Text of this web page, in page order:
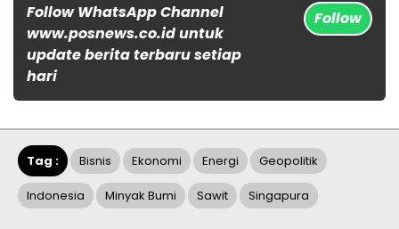
Follow WhatsApp Channel
www.posnews.co.id untuk
update berita terbaru setiap
hari
Follow
Tag : Bisnis Ekonomi Energi Geopolitik
Indonesia Minyak Bumi Sawit Singapura